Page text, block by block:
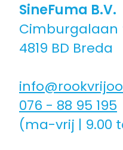
SineFuma B.V.
Cimburgalaan
4819 BD Breda
076 - 88 95 195
(ma-vrij | 9.00